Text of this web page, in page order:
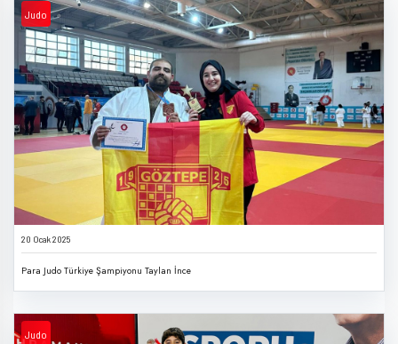
Judo
20 Ocak 2025
Para Judo Türkiye Şampiyonu Taylan İnce
Judo